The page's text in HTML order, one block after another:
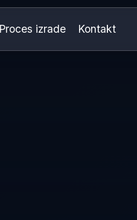
Proces izrade Kontakt